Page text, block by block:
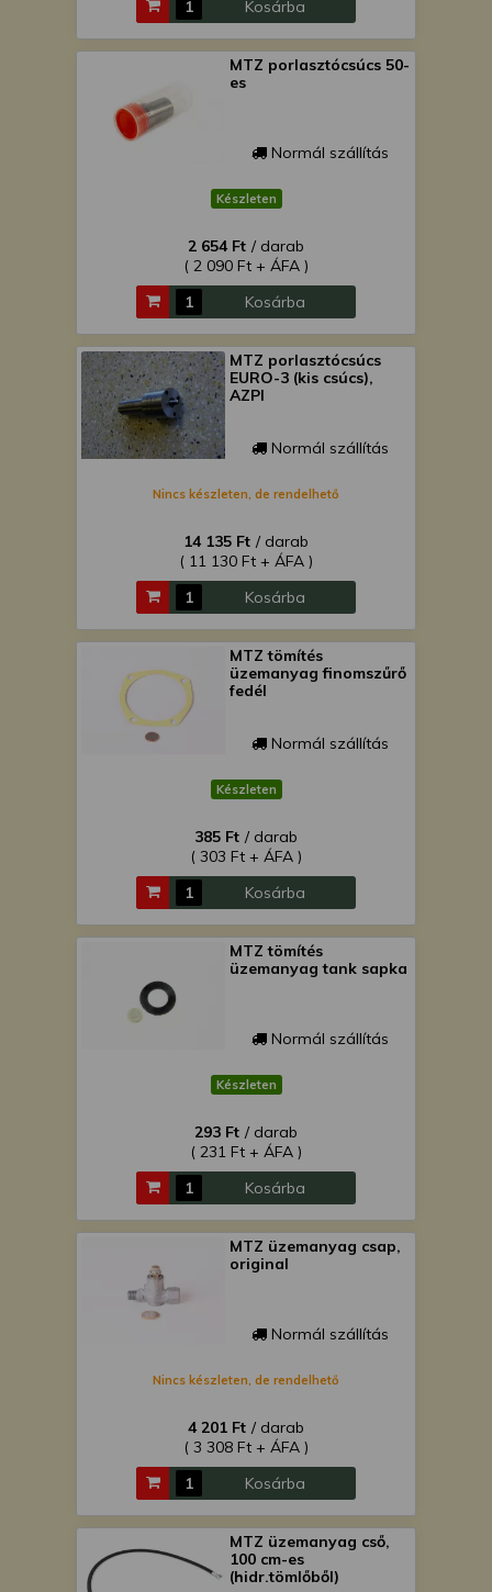
Kosárba
MTZ porlasztócsúcs 50-
es
Normál szállítás
Készleten
2 654 Ft / darab
( 2 090 Ft + ÁFA )
Kosárba
MTZ porlasztócsúcs
EURO-3 (kis csúcs),
AZPI
Normál szállítás
Nincs készleten, de rendelhető
14 135 Ft / darab
( 11 130 Ft + ÁFA )
Kosárba
MTZ tömítés
üzemanyag finomszűrő
fedél
Normál szállítás
Készleten
385 Ft / darab
( 303 Ft + ÁFA )
Kosárba
MTZ tömítés
üzemanyag tank sapka
Normál szállítás
Készleten
293 Ft / darab
( 231 Ft + ÁFA )
Kosárba
MTZ üzemanyag csap,
original
Normál szállítás
Nincs készleten, de rendelhető
4 201 Ft / darab
( 3 308 Ft + ÁFA )
Kosárba
MTZ üzemanyag cső,
100 cm-es
(hidr.tömlőből)